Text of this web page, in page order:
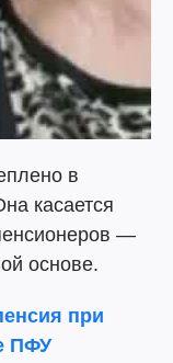
в
касается
—
основе.
при
ПФУ